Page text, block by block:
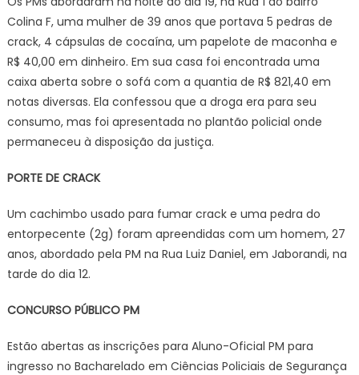
Colina F, uma mulher de 39 anos que portava 5 pedras de
crack, 4 cápsulas de cocaína, um papelote de maconha e
R$ 40,00 em dinheiro. Em sua casa foi encontrada uma
caixa aberta sobre o sofá com a quantia de R$ 821,40 em
notas diversas. Ela confessou que a droga era para seu
consumo, mas foi apresentada no plantão policial onde
permaneceu à disposição da justiça.
PORTE DE CRACK
Um cachimbo usado para fumar crack e uma pedra do
entorpecente (2g) foram apreendidas com um homem, 27
anos, abordado pela PM na Rua Luiz Daniel, em Jaborandi, na
tarde do dia 12.
CONCURSO PÚBLICO PM
Estão abertas as inscrições para Aluno-Oficial PM para
ingresso no Bacharelado em Ciências Policiais de Segurança